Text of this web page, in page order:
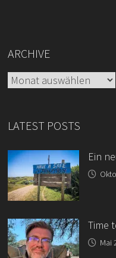
ARCHIVE
Archive
LATEST POSTS
Ein
Time
Mai